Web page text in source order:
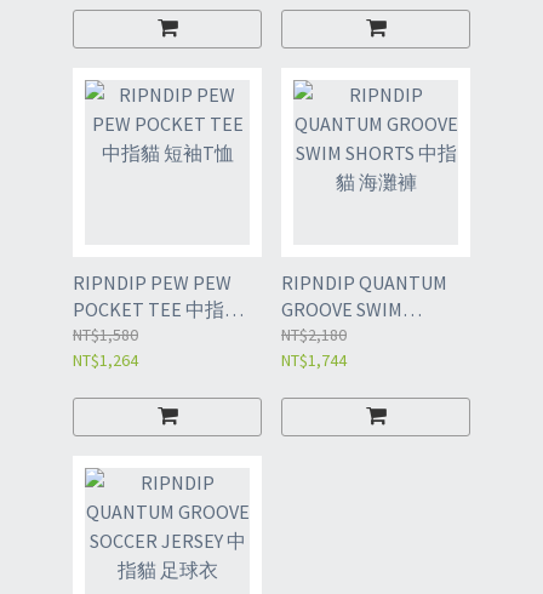
RIPNDIP PEW PEW
POCKET TEE 中指貓
短袖T恤
NT$1,580
NT$1,264
RIPNDIP QUANTUM
GROOVE SWIM
SHORTS 中指貓 海灘
褲
NT$2,180
NT$1,744